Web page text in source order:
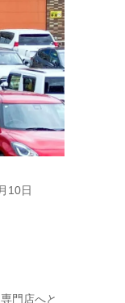
10日
門店へと